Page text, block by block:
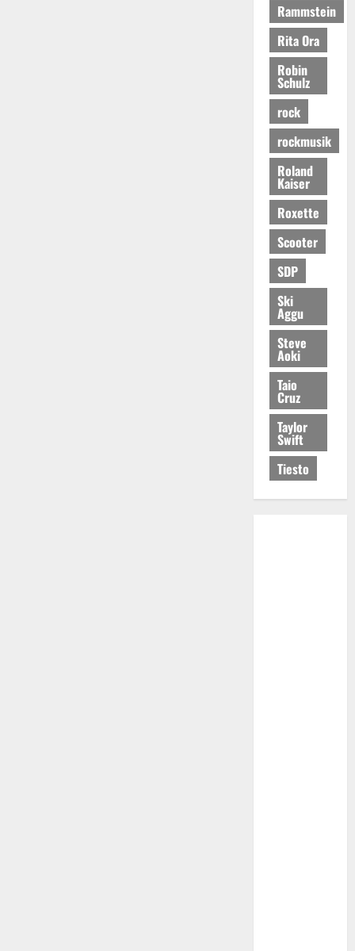
Rammstein
Rita Ora
Robin
Schulz
rock
rockmusik
Roland
Kaiser
Roxette
Scooter
SDP
Ski
Aggu
Steve
Aoki
Taio
Cruz
Taylor
Swift
Tiesto